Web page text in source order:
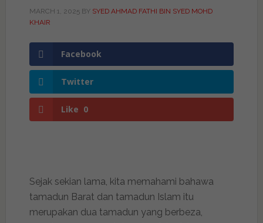
MARCH 1, 2025BY SYED AHMAD FATHI BIN SYED MOHD
KHAIR
Facebook
Twitter
Like 0
Sejak sekian lama, kita memahami bahawa
tamadun Barat dan tamadun Islam itu
merupakan dua tamadun yang berbeza,